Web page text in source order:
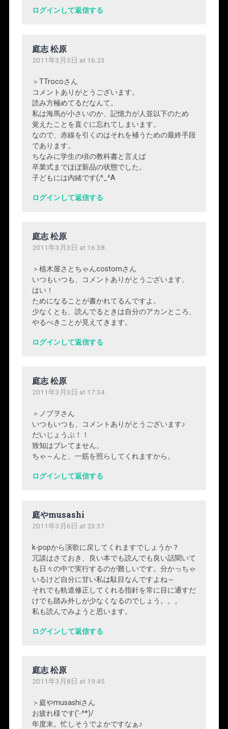
ログインして返信する
庭志 松原
2011年3月3日 at 16:23
＞TTrocoさん
コメントありがとうございます。
読み方極めてるだなんて。
私は海馬が小さいのか、記憶力が人並以下のため
覚えたことを直ぐに忘れてしまいます。
なので、赤線を引くのはそれを補うための最終手段
であります。
ちなみに学生の頃の教科書と言えば
卒業式までほぼ新品の状態でした。
子どもには内緒です(;^_^A
ログインして返信する
庭志 松原
2011年3月3日 at 16:38
＞植木屋さとちゃんcostomさん
いつもいつも、コメントありがとうございます。
はい！
ためになることが書かれてるんですよ。
少なくとも、読んでるときは自分のアカンところ、
やるべきことが見えてきます。
ログインして返信する
庭志 松原
2011年3月3日 at 17:34
＞ノブヲさん
いつもいつも、コメントありがとうございます♪
だいじょうぶ！！
致知はブレてません。
ちゃ～んと、一筋を照らしてくれますから。
ログインして返信する
庭やmusashi
2011年3月6日 at 23:37
k-popから演歌に戻してくれますでしょうか？
冗談はさておき、良い本でも読んでも良い話聞いて
も日々の中で実行するのが難しいです。分かっちゃ
いるけど自分に甘い私は駄目なんですよね～
それでも軌道修正してくれる指針を常に目に通すだ
けでも踏み外しが少なくなるのでしょう。。。
私も読んでみようと思います。
ログインして返信する
庭志 松原
2011年3月8日 at 19:45
＞庭やmusashiさん
お疲れ様です('-^*)/
年度末。忙しそうでよかですなぁ♪